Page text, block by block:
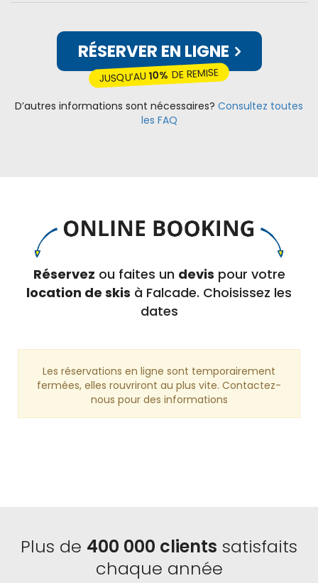
RÉSERVER EN LIGNE
JUSQU’AU10% DE REMISE
D’autres informations sont nécessaires? Consultez toutes
les FAQ
Réservez ou faites un devis pour votre
location de skis à Falcade. Choisissez les
dates
Les réservations en ligne sont temporairement
fermées, elles rouvriront au plus vite. Contactez-
nous pour des informations
Plus de 400 000 clients satisfaits
chaque année